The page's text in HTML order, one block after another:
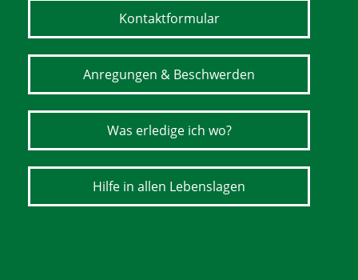
Kontaktformular
Anregungen & Beschwerden
Was erledige ich wo?
Hilfe in allen Lebenslagen